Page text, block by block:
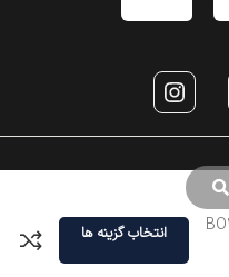
انتخاب گزینه ها